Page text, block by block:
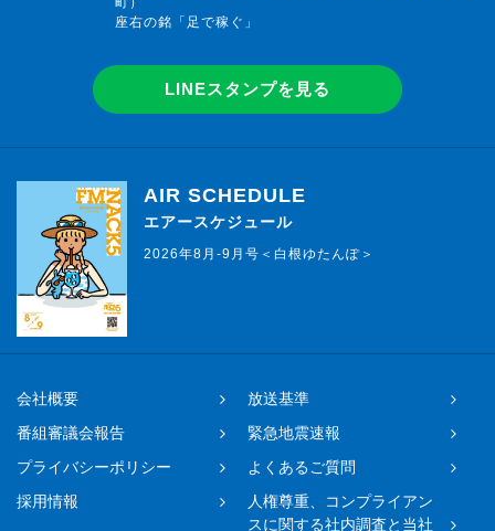
座右の銘「足で稼ぐ」
LINEスタンプを見る
AIR SCHEDULE
エアースケジュール
2026年8月-9月号＜白根ゆたんぽ＞
会社概要
放送基準
番組審議会報告
緊急地震速報
プライバシーポリシー
よくあるご質問
採用情報
人権尊重、コンプライアン
スに関する社内調査と当社